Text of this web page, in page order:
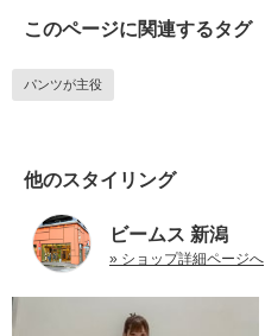
このページに関連するタグ
パンツが主役
他のスタイリング
ビームス 新潟
» ショップ詳細ページへ